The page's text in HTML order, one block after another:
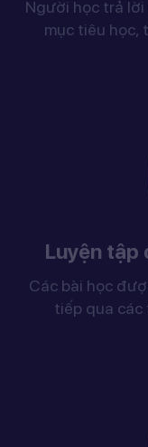
Người học trả lời
mục tiêu học,
Luyện tập
Các bài học
tiếp qua